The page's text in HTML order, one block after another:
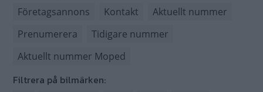
Företagsannons Kontakt
Aktuellt nummer
Prenumerera
Tidigare nummer
Aktuellt nummer Moped
Filtrera på bilmärken: